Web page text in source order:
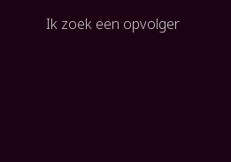
Ik zoek een opvolger